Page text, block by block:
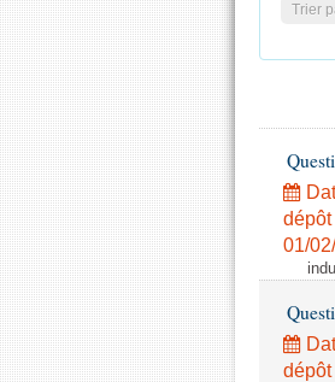
Trier
dépôt
01/
dépôt